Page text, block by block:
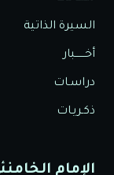
السيرة الذاتية
أخــــــبار
دراسـات
ذكـريـات
الإمام